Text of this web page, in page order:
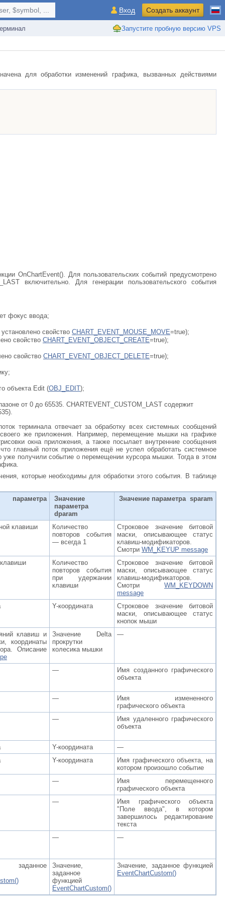
Запустите пробную версию VPS
$symbol, ... Вход Создать аккаунт
для обработки изменений графика, вызванных действиями
OnChartEvent(). Для пользовательских событий предусмотрено
включительно. Для генерации пользовательского события
фокус ввода;
свойство CHART_EVENT_MOUSE_MOVE=true);
свойство CHART_EVENT_OBJECT_CREATE=true);
свойство CHART_EVENT_OBJECT_DELETE=true);
объекта Edit (OBJ_EDIT);
от 0 до 65535. CHARTEVENT_CUSTOM_LAST содержит
терминала отвечает за обработку всех системных сообщений
же приложения. Например, перемещение мышки на графике
окна приложения, а также посылает внутренние сообщения
главный поток приложения ещё не успел обработать системное
получили событие о перемещении курсора мышки. Тогда в этом
которые необходимы для обработки этого события. В таблице
параметра
Значение
параметра
dparam
Значение параметра sparam
клавиши
Количество
повторов события
— всегда 1
Строковое значение битовой
маски, описывающее статус
клавиш-модификаторов.
Смотри WM_KEYUP message
Количество
повторов события
при удержании
клавиши
Строковое значение битовой
маски, описывающее статус
клавиш-модификаторов.
Смотри WM_KEYDOWN
message
Y-координата
Строковое значение битовой
маски, описывающее статус
кнопок мыши
клавиш и
координаты
Описание
Значение Delta
прокрутки
колесика мышки
—
—
Имя созданного графического
объекта
—
Имя измененного
графического объекта
—
Имя удаленного графического
объекта
Y-координата
—
Y-координата
Имя графического объекта, на
котором произошло событие
—
Имя перемещенного
графического объекта
—
Имя графического объекта
"Поле ввода", в котором
завершилось редактирование
текста
— —
заданное
Значение,
заданное
функцией
EventChartCustom()
Значение, заданное функцией
EventChartCustom()